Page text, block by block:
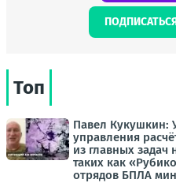
ПОДПИСАТЬСЯ
Топ
Павел Кукушкин:
управления
из главных
таких как
отрядов БПЛА